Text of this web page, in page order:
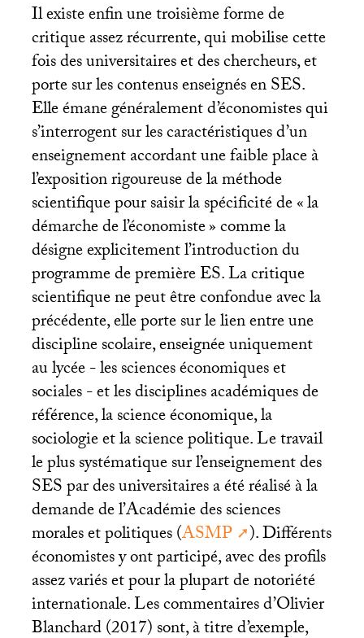
Il existe enfin une troisième forme de
critique assez récurrente, qui mobilise cette
fois des universitaires et des chercheurs, et
porte sur les contenus enseignés enSES.
Elle émane généralement d’économistes qui
s’interrogent sur les caractéristiques d’un
enseignement accordant une faible place à
l’exposition rigoureuse de la méthode
scientifique pour saisir la spécificité de «la
démarche de l’économiste» comme la
désigne explicitement l’introduction du
programme de premièreES. La critique
scientifique ne peut être confondue avec la
précédente, elle porte sur le lien entre une
discipline scolaire, enseignée uniquement
au lycée - les sciences économiques et
sociales - et les disciplines académiques de
référence, la science économique, la
sociologie et la science politique. Le travail
le plus systématique sur l’enseignement des
SESpar des universitaires a été réalisé à la
demande de l’Académie des sciences
morales et politiques (ASMP ). Différents
économistes y ont participé, avec des profils
assez variés et pour la plupart de notoriété
internationale. Les commentaires d’Olivier
Blanchard (2017) sont, à titre d’exemple,